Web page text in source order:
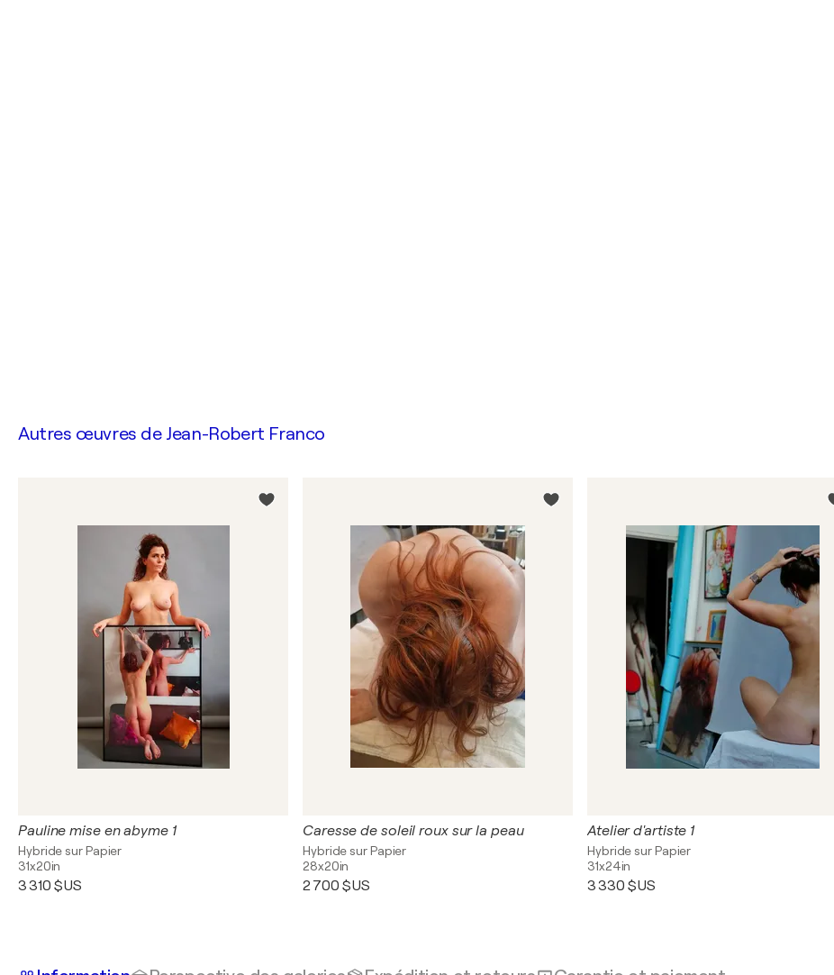
Autres œuvres de Jean-Robert Franco
Pauline mise en abyme 1
Hybride sur Papier
31x20in
3 310 $US
Caresse de soleil roux sur la peau
Hybride sur Papier
28x20in
2 700 $US
Atelier d'artiste 1
Hybride sur Papier
31x24in
3 330 $US